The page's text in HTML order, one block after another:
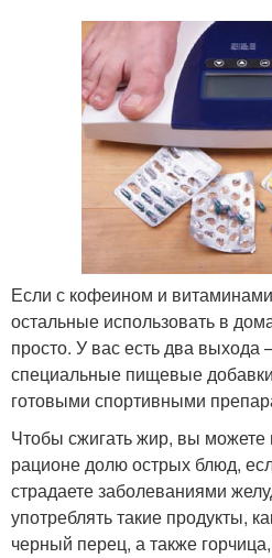
Если с кофеином и
остальные использовать в
просто. У вас есть два выхода
специальные пищевые
готовыми спортивными
Чтобы сжигать жир, вы можете
рационе долю острых блюд,
страдаете заболеваниями
употреблять такие продукты,
черный перец, а также